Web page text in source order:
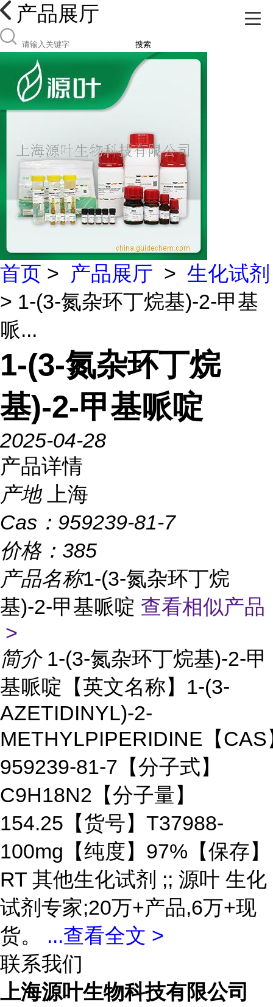
产品展厅
搜索
首页 > 产品展厅 > 生化试剂
> 1-(3-氮杂环丁烷基)-2-甲基
哌...
1-(3-氮杂环丁烷
基)-2-甲基哌啶
2025-04-28
产品详情
产地
上海
Cas： 959239-81-7
价格： 385
产品名称1-(3-氮杂环丁烷
基)-2-甲基哌啶 查看相似产品
>
简介 1-(3-氮杂环丁烷基)-2-甲
基哌啶【英文名称】1-(3-
AZETIDINYL)-2-
METHYLPIPERIDINE【CAS
959239-81-7【分子式】
C9H18N2【分子量】
154.25【货号】T37988-
100mg【纯度】97%【保存】
RT 其他生化试剂 ;; 源叶 生化
试剂专家;20万+产品,6万+现
货。 ...查看全文 >
联系我们
上海源叶生物科技有限公司